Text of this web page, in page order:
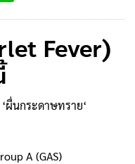
Fever)
ผื่นกระดาษทราย‘
A (GAS)